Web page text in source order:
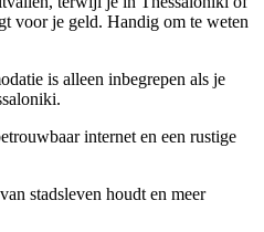
voor je geld. Handig om te weten
is alleen inbegrepen als je
internet en een rustige
stadsleven houdt en meer